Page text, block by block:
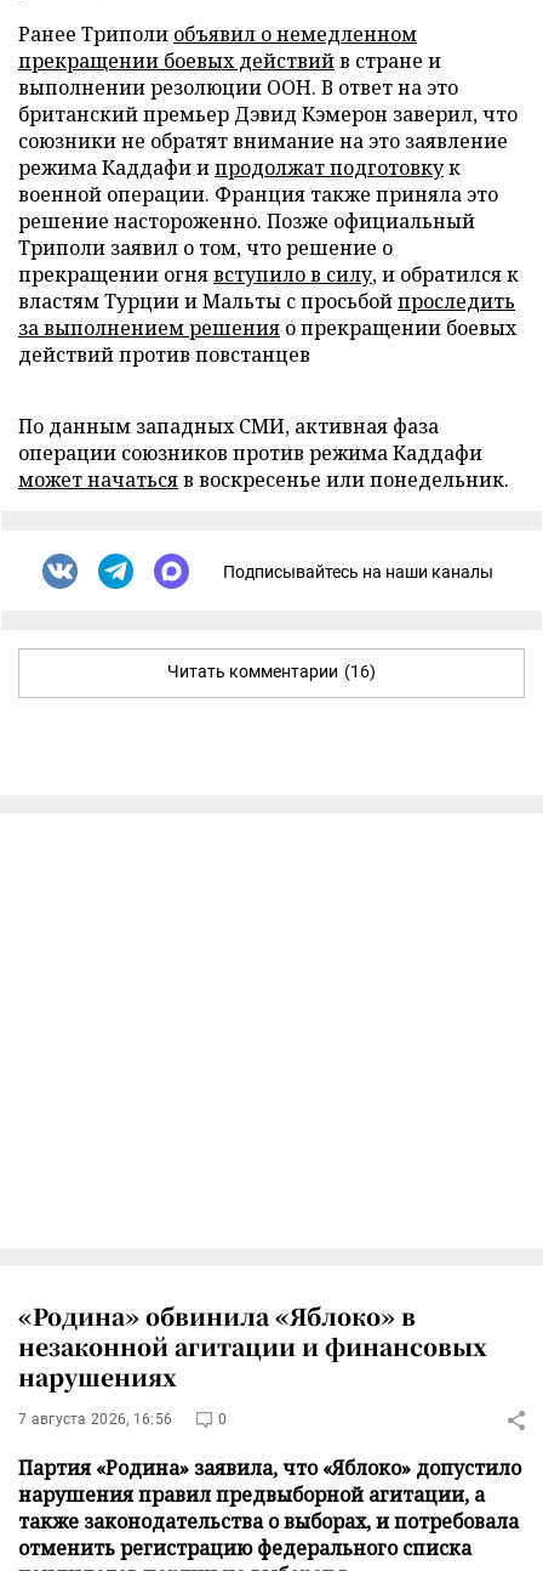
Ранее Триполи объявил о немедленном
прекращении боевых действийв стране и
выполнении резолюции ООН. В ответ на это
британский премьер Дэвид Кэмерон заверил, что
союзники не обратят внимание на это заявление
режима Каддафи ипродолжат подготовкук
военной операции. Франция также приняла это
решение настороженно. Позже официальный
Триполи заявил о том, что решение о
прекращении огнявступило в силу, и обратился к
властям Турции и Мальты с просьбойпроследить
за выполнением решения о прекращении боевых
действий против повстанцев
По данным западных СМИ, активная фаза
операции союзников против режима Каддафи
может начатьсяв воскресенье или понедельник.
Подписывайтесь на наши каналы
Читать комментарии (16)
«Родина» обвинила «Яблоко» в
незаконной агитации и финансовых
нарушениях
7 августа 2026, 16:56 0
Партия «Родина» заявила, что «Яблоко» допустило
нарушения правил предвыборной агитации, а
также законодательства о выборах, и потребовала
отменить регистрацию федерального списка